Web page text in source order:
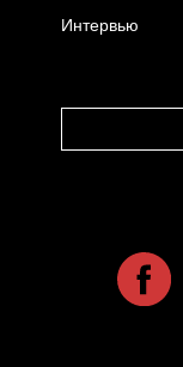
Интервью